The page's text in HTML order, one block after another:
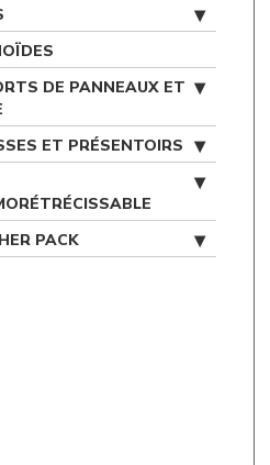
DE PANNEAUX ET
ET PRÉSENTOIRS
PACK